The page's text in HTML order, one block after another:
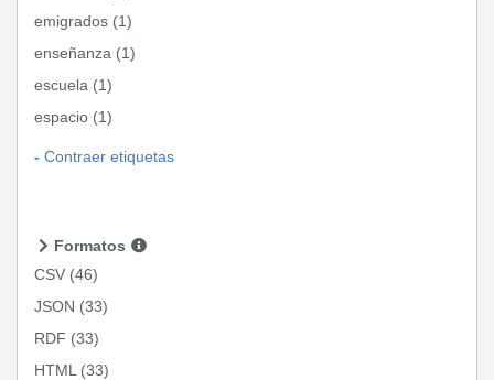
emigrados (1)
enseñanza (1)
escuela (1)
espacio (1)
Contraer etiquetas
Formatos
CSV (46)
JSON (33)
RDF (33)
HTML (33)